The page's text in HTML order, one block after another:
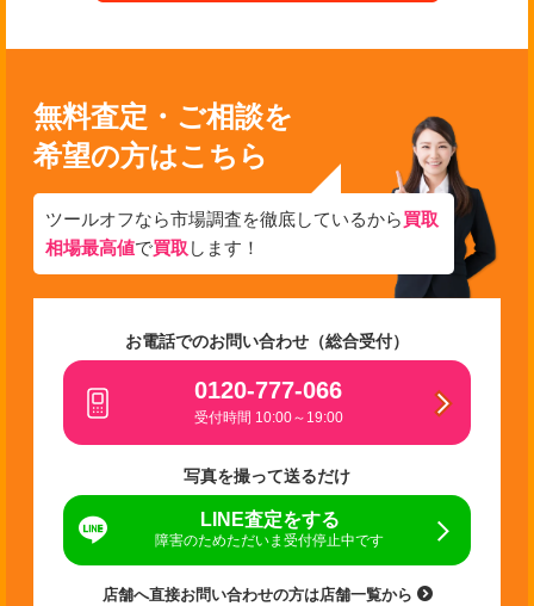
無料査定・ご相談を
希望の方はこちら
ツールオフなら市場調査を徹底しているから買取
相場最高値で買取 します！
お電話でのお問い合わせ（総合受付）
0120-777-066
受付時間 10:00～19:00
写真を撮って送るだけ
LINE査定をする
障害のためただいま受付停止中です
店舗へ直接お問い合わせの方は店舗一覧から